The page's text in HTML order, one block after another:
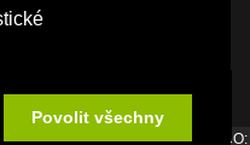
Povolit všechny
Srdce Evropy s.r.o., IČO: